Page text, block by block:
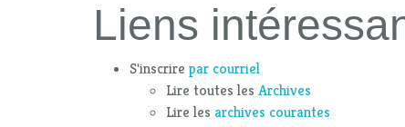
Liens
S'inscrire par courriel
Lire toutes les Archives
Lire les archives courantes